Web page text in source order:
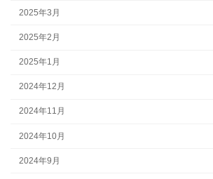
2025年3月
2025年2月
2025年1月
2024年12月
2024年11月
2024年10月
2024年9月